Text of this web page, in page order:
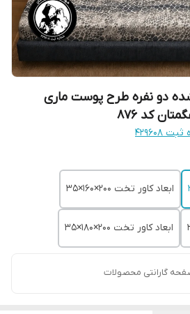
دو نفره طرح پوست ماری
کد 876
ابعاد کاور تخت 200×160×35
ابعاد کاور تخت 200×180×35
گارانتی محصولات